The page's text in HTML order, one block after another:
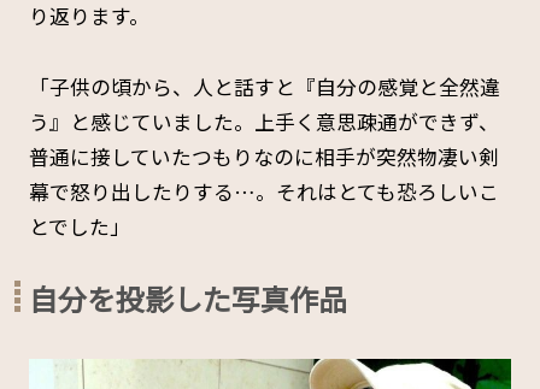
り返ります。
「子供の頃から、人と話すと『自分の感覚と全然違
う』と感じていました。上手く意思疎通ができず、
普通に接していたつもりなのに相手が突然物凄い剣
幕で怒り出したりする…。それはとても恐ろしいこ
とでした」
自分を投影した写真作品